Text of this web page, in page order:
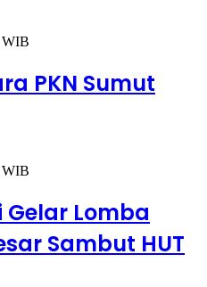
WIB
PKN Sumut
WIB
Gelar Lomba
Sambut HUT